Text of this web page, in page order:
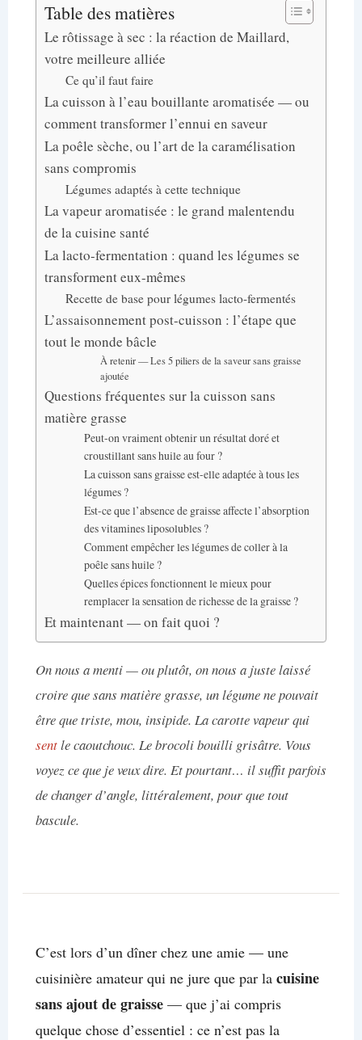
Table des matières
Le rôtissage à sec : la réaction de Maillard,
votre meilleure alliée
Ce qu’il faut faire
La cuisson à l’eau bouillante aromatisée — ou
comment transformer l’ennui en saveur
La poêle sèche, ou l’art de la caramélisation
sans compromis
Légumes adaptés à cette technique
La vapeur aromatisée : le grand malentendu
de la cuisine santé
La lacto-fermentation : quand les légumes se
transforment eux-mêmes
Recette de base pour légumes lacto-fermentés
L’assaisonnement post-cuisson : l’étape que
tout le monde bâcle
À retenir — Les 5 piliers de la saveur sans graisse
ajoutée
Questions fréquentes sur la cuisson sans
matière grasse
Peut-on vraiment obtenir un résultat doré et
croustillant sans huile au four ?
La cuisson sans graisse est-elle adaptée à tous les
légumes ?
Est-ce que l’absence de graisse affecte l’absorption
des vitamines liposolubles ?
Comment empêcher les légumes de coller à la
poêle sans huile ?
Quelles épices fonctionnent le mieux pour
remplacer la sensation de richesse de la graisse ?
Et maintenant — on fait quoi ?
On nous a menti — ou plutôt, on nous a juste laissé
croire que sans matière grasse, un légume ne pouvait
être que triste, mou, insipide. La carotte vapeur qui
sentle caoutchouc. Le brocoli bouilli grisâtre. Vous
voyez ce que je veux dire. Et pourtant… il suffit parfois
de changer d’angle, littéralement, pour que tout
bascule.
C’est lors d’un dîner chez une amie — une
cuisinière amateur qui ne jure que par la cuisine
sans ajout de graisse— que j’ai compris
quelque chose d’essentiel : ce n’est pas la